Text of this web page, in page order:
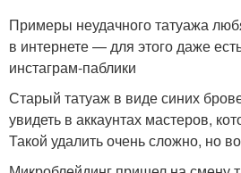
Примеры неудачного татуажа
в интернете — для этого даже
инстаграм-паблики
Старый татуаж в виде синих
увидеть в аккаунтах мастеров,
Такой удалить очень сложно, но